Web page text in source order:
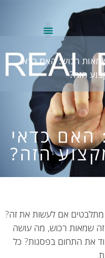
רכוש: האם כדאי
הזה?
כדאי
הזה?
אם לעשות את זה?
רכוש, מה עושה
התחום בפסגות? כל